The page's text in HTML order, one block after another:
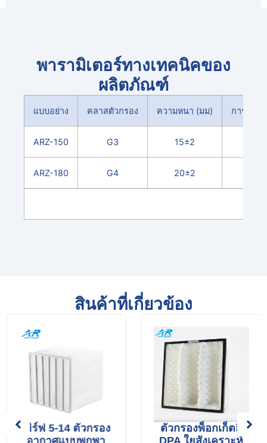
พารามิเตอร์ทางเทคนิคของ
ผลิตภัณฑ์
แบบอย่าง คลาสตัวกรอง ความหนา (มม) การจับกุ
ARZ-150 G3 15±2
ARZ-180 G4 20±2
สินค้าที่เกี่ยวข้อง
เมิร์ฟ 5-14 ตัวกรอง
อากาศแบบพกพา
ตัวกรองพ็อกเก็ตสี
DPA ใยสังเคราะห์